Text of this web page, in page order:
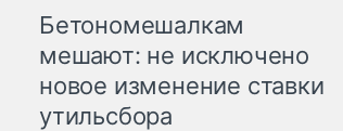
Бетономешалкам
мешают: не исключено
новое изменение ставки
утильсбора